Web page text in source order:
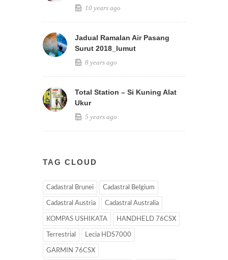
10 years ago
Jadual Ramalan Air Pasang
Surut 2018_lumut
8 years ago
Total Station – Si Kuning Alat
Ukur
5 years ago
TAG CLOUD
Cadastral Brunei Cadastral Belgium
Cadastral Austria Cadastral Australia
KOMPAS USHIKATA HANDHELD 76CSX
Terrestrial Lecia HDS7000
GARMIN 76CSX